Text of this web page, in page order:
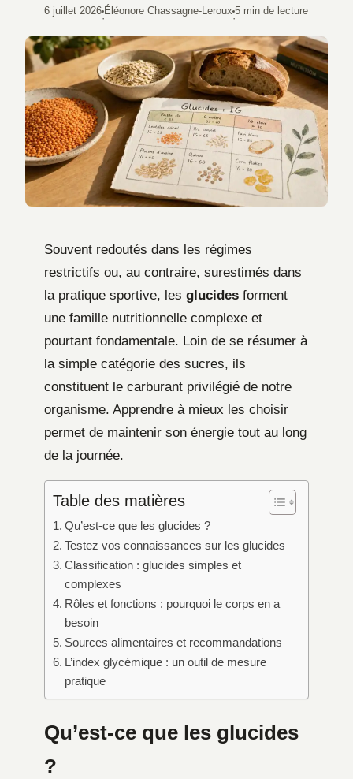
6 juillet 2026
·
Éléonore Chassagne-Leroux
·
5 min de lecture
Souvent redoutés dans les régimes
restrictifs ou, au contraire, surestimés dans
la pratique sportive, les glucides forment
une famille nutritionnelle complexe et
pourtant fondamentale. Loin de se résumer à
la simple catégorie des sucres, ils
constituent le carburant privilégié de notre
organisme. Apprendre à mieux les choisir
permet de maintenir son énergie tout au long
de la journée.
Table des matières
Qu’est-ce que les glucides ?
Testez vos connaissances sur les glucides
Classification : glucides simples et
complexes
Rôles et fonctions : pourquoi le corps en a
besoin
Sources alimentaires et recommandations
L’index glycémique : un outil de mesure
pratique
Qu’est-ce que les glucides
?